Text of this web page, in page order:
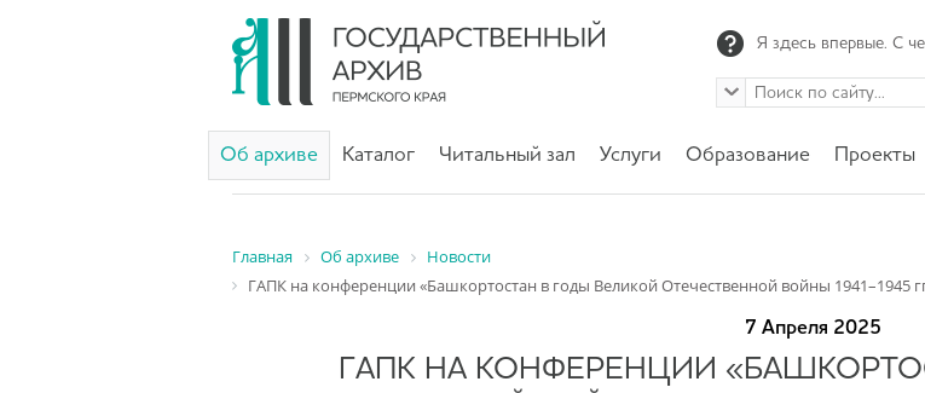
Я здесь впервые. С
Об архиве Каталог Читальный зал Услуги Образование Проекты
Главная Об архиве
Новости
ГАПК на конференции «Башкортостан в годы Великой Отечественной войны 1941–1945
7 Апреля 2025
ГАПК НА КОНФЕРЕНЦИИ